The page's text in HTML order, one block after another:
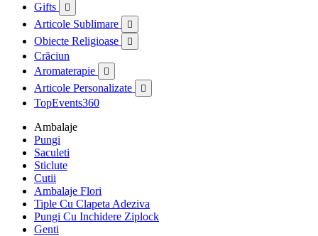
Gifts 
Articole Sublimare 
Obiecte Religioase 
Crăciun
Aromaterapie

Articole Personalizate 
TopEvents360
Ambalaje
Pungi
Saculeti
Sticlute
Cutii
Ambalaje Flori
Tiple Cu Clapeta Adeziva
Pungi Cu Inchidere Ziplock
Genti